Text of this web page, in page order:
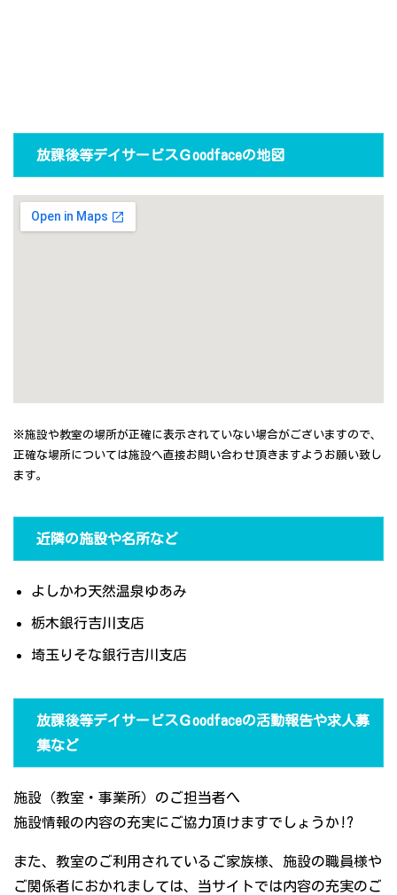
放課後等デイサービスＧoodfaceの地図
※施設や教室の場所が正確に表示されていない場合がございますので、
正確な場所については施設へ直接お問い合わせ頂きますようお願い致し
ます。
近隣の施設や名所など
よしかわ天然温泉ゆあみ
栃木銀行吉川支店
埼玉りそな銀行吉川支店
放課後等デイサービスＧoodfaceの活動報告や求人募
集など
施設（教室・事業所）のご担当者へ
施設情報の内容の充実にご協力頂けますでしょうか!?
また、教室のご利用されているご家族様、施設の職員様や
ご関係者におかれましては、当サイトでは内容の充実のご